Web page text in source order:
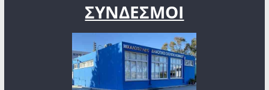
ΣΥΝΔΕΣΜΟΙ